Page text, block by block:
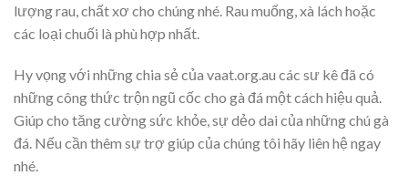
lượng rau, chất xơ cho chúng nhé. Rau muống, xà lách hoặc
các loại chuối là phù hợp nhất.
Hy vọng với những chia sẻ của vaat.org.au các sư kê đã có
những công thức trộn ngũ cốc cho gà đá một cách hiệu quả.
Giúp cho tăng cường sức khỏe, sự dẻo dai của những chú gà
đá. Nếu cần thêm sự trợ giúp của chúng tôi hãy liên hệ ngay
nhé.